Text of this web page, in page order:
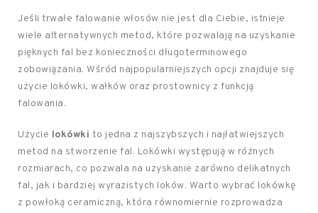
Jeśli trwałe falowanie włosów nie jest dla Ciebie, istnieje
wiele alternatywnych metod, które pozwalają na uzyskanie
pięknych fal bez konieczności długoterminowego
zobowiązania. Wśród najpopularniejszych opcji znajduje się
użycie lokówki, wałków oraz prostownicy z funkcją
falowania.
Użycie lokówki to jedna z najszybszych i najłatwiejszych
metod na stworzenie fal. Lokówki występują w różnych
rozmiarach, co pozwala na uzyskanie zarówno delikatnych
fal, jak i bardziej wyrazistych loków. Warto wybrać lokówkę
z powłoką ceramiczną, która równomiernie rozprowadza